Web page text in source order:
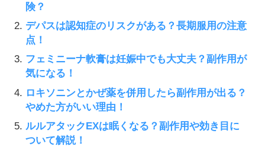
険？
デパスは認知症のリスクがある？長期服用の注意
点！
フェミニーナ軟膏は妊娠中でも大丈夫？副作用が
気になる！
ロキソニンとかぜ薬を併用したら副作用が出る？
やめた方がいい理由！
ルルアタックEXは眠くなる？副作用や効き目に
ついて解説！